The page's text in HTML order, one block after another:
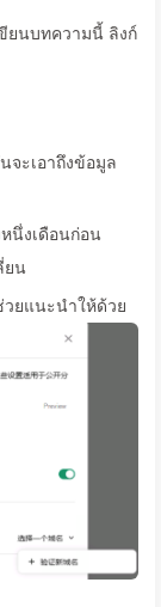
ยนบทความนี้ ลิงก์
จะเอาถึงข้อมูล
นึ่งเดือนก่อน
ยน
ยแนะนำให้ด้วย